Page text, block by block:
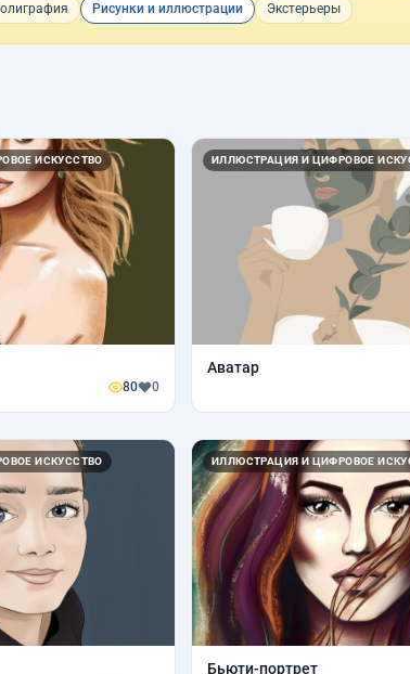
Рисунки и иллюстрации Экстерьеры
ИСКУССТВО
80 0
ИЛЛЮСТРАЦИЯ И ЦИФРОВОЕ
Аватар
ИСКУССТВО ИЛЛЮСТРАЦИЯ И ЦИФРОВОЕ
Бьюти-портрет